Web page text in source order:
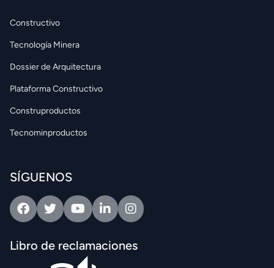
Constructivo
Tecnología Minera
Dossier de Arquitectura
Plataforma Constructivo
Construproductos
Tecnominproductos
SÍGUENOS
FacebookTwitterYoutubeLinkedinIntagram
Libro de reclamaciones